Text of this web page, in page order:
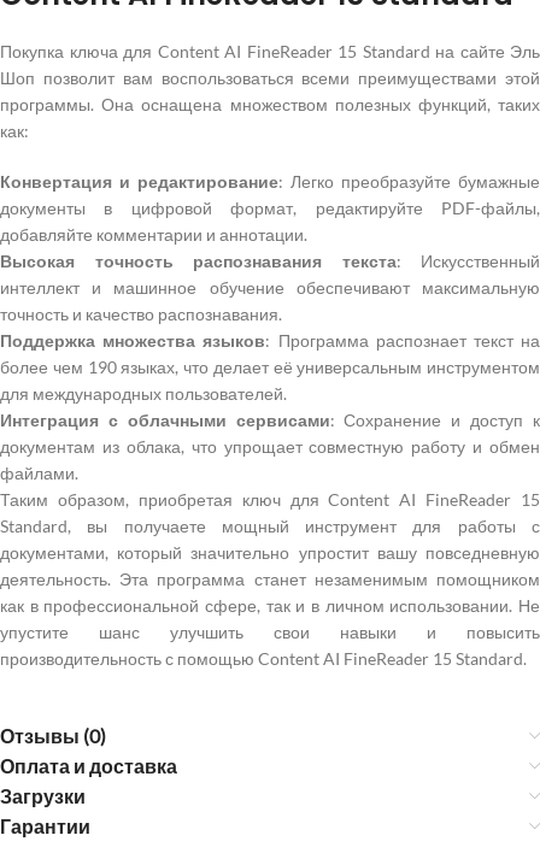
Покупка ключа для Content AI FineReader 15 Standard на сайте Эль
Шоп позволит вам воспользоваться всеми преимуществами этой
программы. Она оснащена множеством полезных функций, таких
как:
Конвертация и редактирование: Легко преобразуйте бумажные
документы в цифровой формат, редактируйте PDF-файлы,
добавляйте комментарии и аннотации.
Высокая точность распознавания текста: Искусственный
интеллект и машинное обучение обеспечивают максимальную
точность и качество распознавания.
Поддержка множества языков: Программа распознает текст на
более чем 190 языках, что делает её универсальным инструментом
для международных пользователей.
Интеграция с облачными сервисами: Сохранение и доступ к
документам из облака, что упрощает совместную работу и обмен
файлами.
Таким образом, приобретая ключ для Content AI FineReader 15
Standard, вы получаете мощный инструмент для работы с
документами, который значительно упростит вашу повседневную
деятельность. Эта программа станет незаменимым помощником
как в профессиональной сфере, так и в личном использовании. Не
упустите шанс улучшить свои навыки и повысить
производительность с помощью Content AI FineReader 15 Standard.
Отзывы (0)
Оплата и доставка
Загрузки
Гарантии